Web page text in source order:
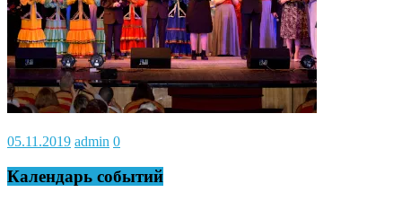
05.11.2019 admin 0
Календарь событий